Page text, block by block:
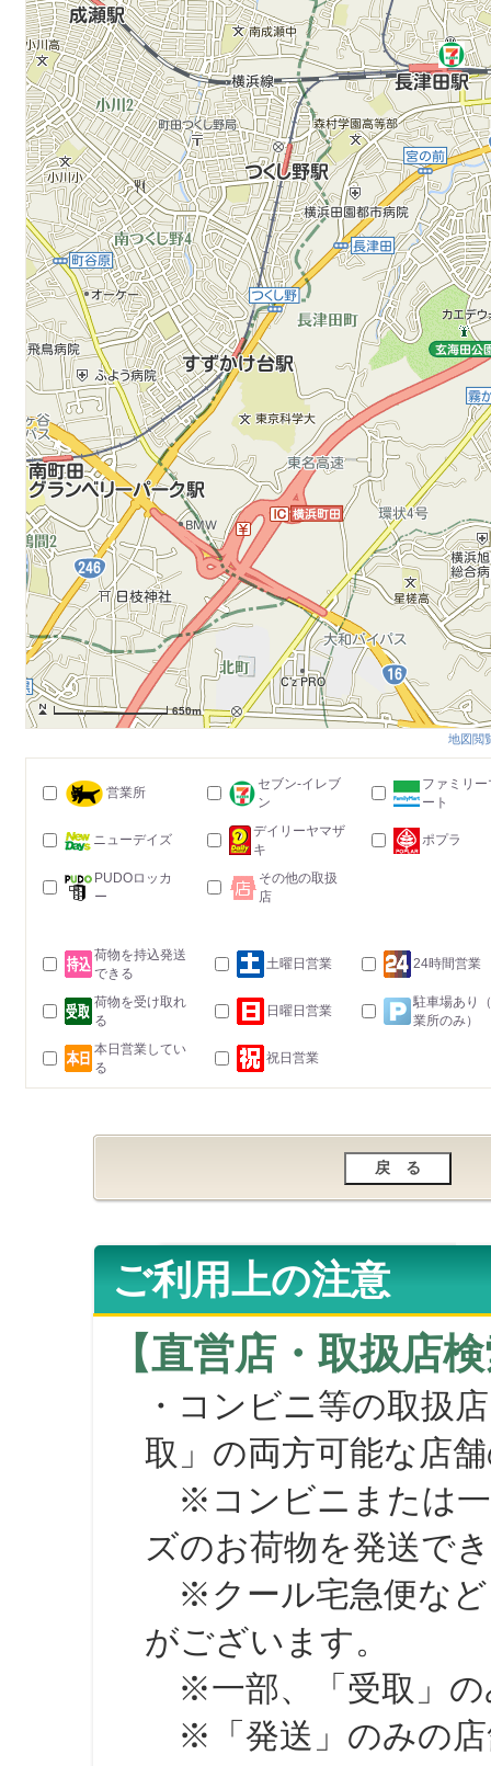
650m
地図閲
営業所
セブン-イレブ
ン
ファミリー
ート
ニューデイズ
デイリーヤマザ
キ
ポプラ
PUDOロッカ
ー
その他の取扱
店
荷物を持込発送
できる
土曜日営業 24時間営業
荷物を受け取れ
る
日曜日営業
駐車場あり
業所のみ）
本日営業してい
る
祝日営業
ご利用上の注意
【直営店・取扱店
・コンビニ等の取扱
取」の両方可能な店
※コンビニまたは一
ズのお荷物を発送で
※クール宅急便など
がございます。
※一部、「受取」の
※「発送」のみの店